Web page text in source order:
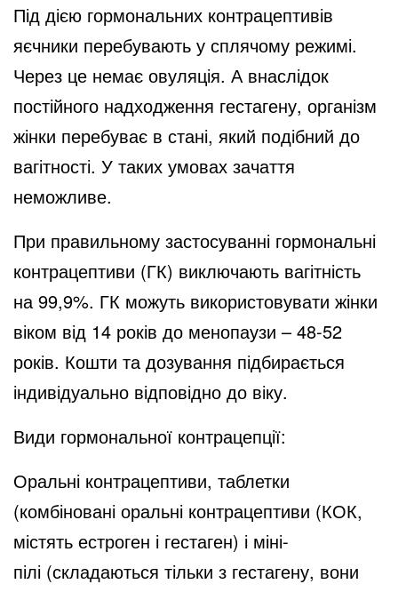
Під дією гормональних контрацептивів
яєчники перебувають у сплячому режимі.
Через це немає овуляція. А внаслідок
постійного надходження гестагену, організм
жінки перебуває в стані, який подібний до
вагітності. У таких умовах зачаття
неможливе.
При правильному застосуванні гормональні
контрацептиви (ГК) виключають вагітність
на 99,9%. ГК можуть використовувати жінки
віком від 14 років до менопаузи – 48-52
років. Кошти та дозування підбирається
індивідуально відповідно до віку.
Види гормональної контрацепції:
Оральні контрацептиви, таблетки
(комбіновані оральні контрацептиви (КОК,
містять естроген і гестаген) і міні-
пілі (складаються тільки з гестагену, вони